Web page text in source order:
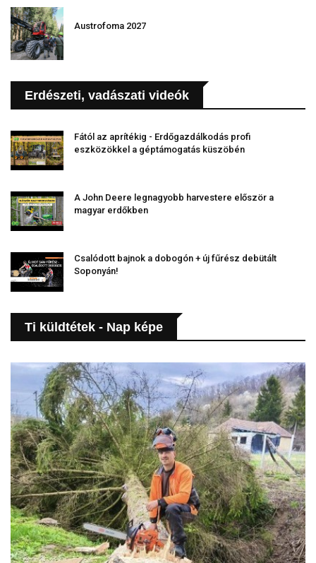
Austrofoma 2027
Erdészeti, vadászati videók
Fától az aprítékig - Erdőgazdálkodás profi
eszközökkel a géptámogatás küszöbén
A John Deere legnagyobb harvestere először a
magyar erdőkben
Csalódott bajnok a dobogón + új fűrész debütált
Soponyán!
Ti küldtétek - Nap képe